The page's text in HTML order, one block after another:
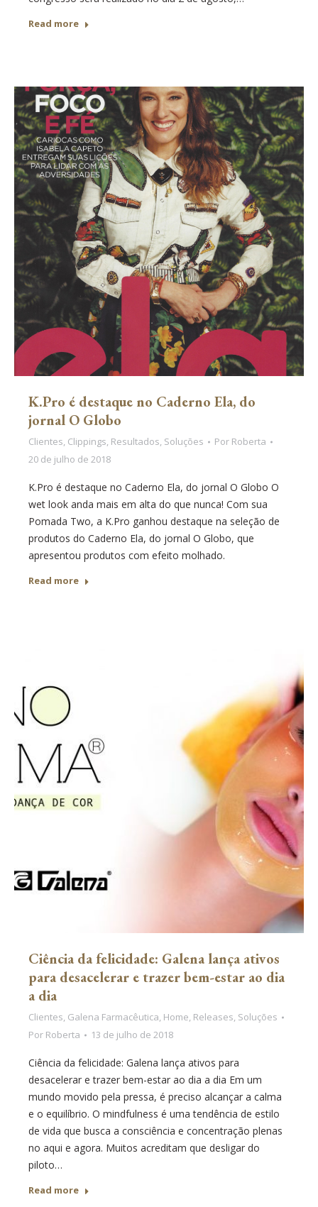
Read more
K.Pro é destaque no Caderno Ela, do
jornal O Globo
Clientes, Clippings, Resultados, Soluções Por Roberta
20 de julho de 2018
K.Pro é destaque no Caderno Ela, do jornal O Globo O
wet look anda mais em alta do que nunca! Com sua
Pomada Two, a K.Pro ganhou destaque na seleção de
produtos do Caderno Ela, do jornal O Globo, que
apresentou produtos com efeito molhado.
Read more
Ciência da felicidade: Galena lança ativos
para desacelerar e trazer bem-estar ao dia
a dia
Clientes, Galena Farmacêutica, Home, Releases, Soluções
Por Roberta 13 de julho de 2018
Ciência da felicidade: Galena lança ativos para
desacelerar e trazer bem-estar ao dia a dia Em um
mundo movido pela pressa, é preciso alcançar a calma
e o equilíbrio. O mindfulness é uma tendência de estilo
de vida que busca a consciência e concentração plenas
no aqui e agora. Muitos acreditam que desligar do
piloto…
Read more